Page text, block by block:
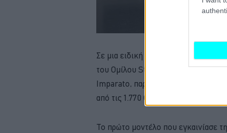
Σε μια ειδική τελετή που
του Ομίλου Stellantis, κ. John
Imparato, παρέδωσαν στον
από τις 1.770 Giulia που θα βρεθούν
Το πρώτο μοντέλο που εγκαινίασε